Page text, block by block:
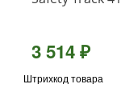
3 514 ₽
Штрихкод товара